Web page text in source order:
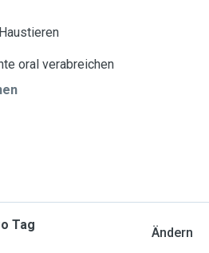
oral verabreichen
Tag
Ändern